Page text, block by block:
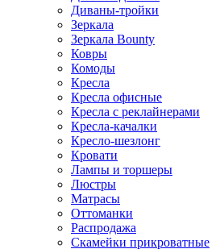
Диваны-тройки
Зеркала
Зеркала Bounty
Ковры
Комоды
Кресла
Кресла офисные
Кресла с реклайнерами
Кресла-качалки
Кресло-шезлонг
Кровати
Лампы и торшеры
Люстры
Матрасы
Оттоманки
Распродажа
Скамейки прикроватные